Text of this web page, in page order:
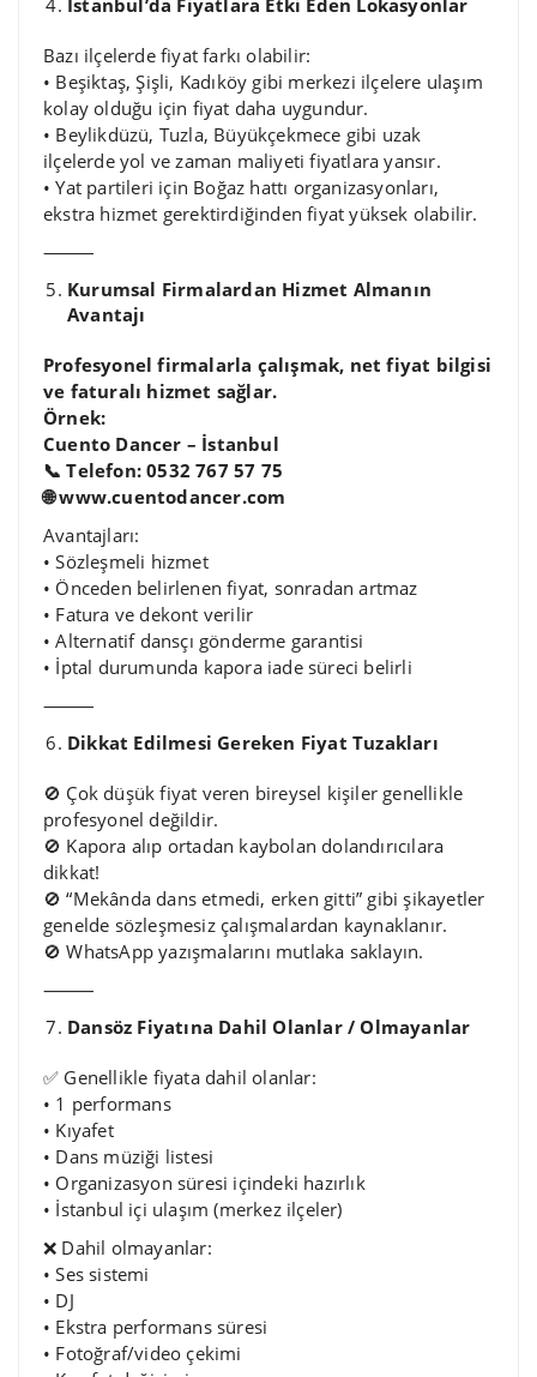
Bazı ilçelerde fiyat farkı olabilir:
• Beşiktaş, Şişli, Kadıköy gibi merkezi ilçelere ulaşım
kolay olduğu için fiyat daha uygundur.
• Beylikdüzü, Tuzla, Büyükçekmece gibi uzak
ilçelerde yol ve zaman maliyeti fiyatlara yansır.
• Yat partileri için Boğaz hattı organizasyonları,
ekstra hizmet gerektirdiğinden fiyat yüksek olabilir.
⸻
Kurumsal Firmalardan Hizmet Almanın
Avantajı
Profesyonel firmalarla çalışmak, net fiyat bilgisi
ve faturalı hizmet sağlar.
Örnek:
Cuento Dancer – İstanbul
📞 Telefon: 0532 767 57 75
🌐 www.cuentodancer.com
Avantajları:
• Sözleşmeli hizmet
• Önceden belirlenen fiyat, sonradan artmaz
• Fatura ve dekont verilir
• Alternatif dansçı gönderme garantisi
• İptal durumunda kapora iade süreci belirli
⸻
Dikkat Edilmesi Gereken Fiyat Tuzakları
🚫 Çok düşük fiyat veren bireysel kişiler genellikle
profesyonel değildir.
🚫 Kapora alıp ortadan kaybolan dolandırıcılara
dikkat!
🚫 “Mekânda dans etmedi, erken gitti” gibi şikayetler
genelde sözleşmesiz çalışmalardan kaynaklanır.
🚫 WhatsApp yazışmalarını mutlaka saklayın.
⸻
Dansöz Fiyatına Dahil Olanlar / Olmayanlar
✅ Genellikle fiyata dahil olanlar:
• 1 performans
• Kıyafet
• Dans müziği listesi
• Organizasyon süresi içindeki hazırlık
• İstanbul içi ulaşım (merkez ilçeler)
❌ Dahil olmayanlar:
• Ses sistemi
• DJ
• Ekstra performans süresi
• Fotoğraf/video çekimi